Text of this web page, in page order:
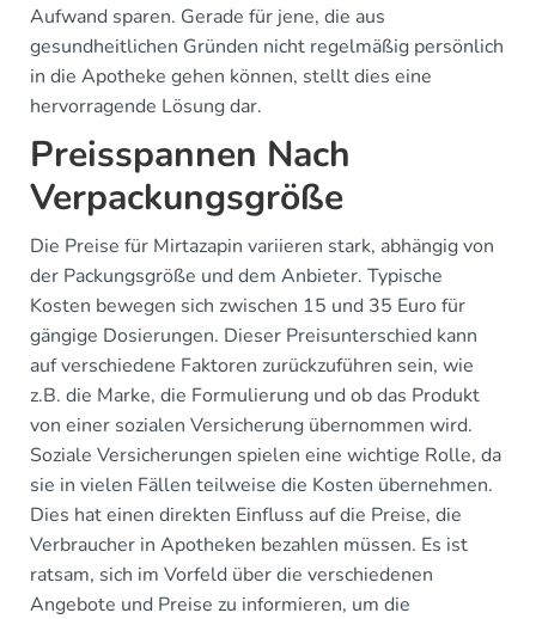
Aufwand sparen. Gerade für jene, die aus
gesundheitlichen Gründen nicht regelmäßig persönlich
in die Apotheke gehen können, stellt dies eine
hervorragende Lösung dar.
Preisspannen Nach
Verpackungsgröße
Die Preise für Mirtazapin variieren stark, abhängig von
der Packungsgröße und dem Anbieter. Typische
Kosten bewegen sich zwischen 15 und 35 Euro für
gängige Dosierungen. Dieser Preisunterschied kann
auf verschiedene Faktoren zurückzuführen sein, wie
z.B. die Marke, die Formulierung und ob das Produkt
von einer sozialen Versicherung übernommen wird.
Soziale Versicherungen spielen eine wichtige Rolle, da
sie in vielen Fällen teilweise die Kosten übernehmen.
Dies hat einen direkten Einfluss auf die Preise, die
Verbraucher in Apotheken bezahlen müssen. Es ist
ratsam, sich im Vorfeld über die verschiedenen
Angebote und Preise zu informieren, um die